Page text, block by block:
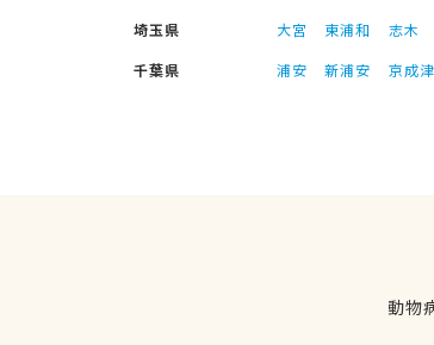
埼玉県
大宮 東浦和 志木
千葉県
浦安 新浦安 京成
動物